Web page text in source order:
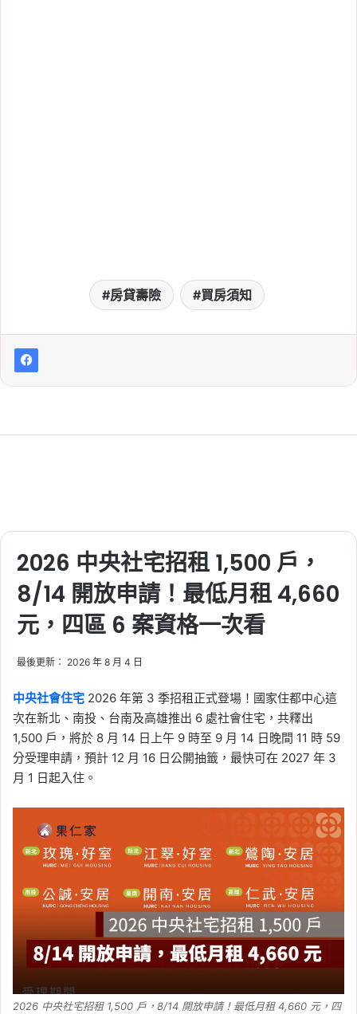
房貸壽險 買房須知
2026 中央社宅招租 1,500 戶，
8/14 開放申請！最低月租 4,660
元，四區 6 案資格一次看
最後更新： 2026 年 8 月 4 日
中央社會住宅 2026 年第 3 季招租正式登場！國家住都中心這
次在新北、南投、台南及高雄推出 6 處社會住宅，共釋出
1,500 戶，將於 8 月 14 日上午 9 時至 9 月 14 日晚間 11 時 59
分受理申請，預計 12 月 16 日公開抽籤，最快可在 2027 年 3
月 1 日起入住。
2026 中央社宅招租 1,500 戶，8/14 開放申請！最低月租 4,660 元，四